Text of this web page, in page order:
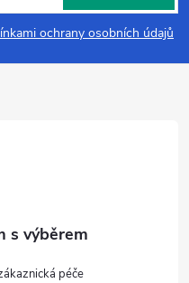
ochrany osobních údajů